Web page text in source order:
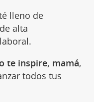
lleno de
alta
te inspire, mamá,
todos tus